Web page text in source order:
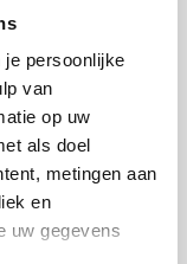
persoonlijke
van
op uw
als doel
metingen aan
en
uw gegevens
extra
levensduur
een